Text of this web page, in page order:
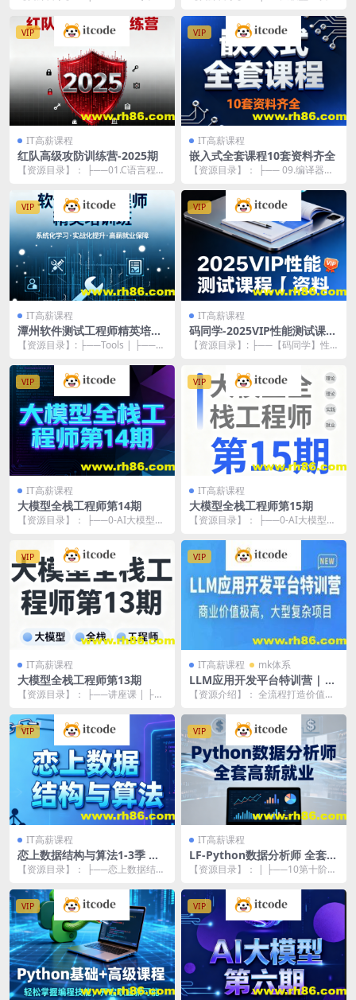
4...
VIP
IT高薪课程
红队高级攻防训练营-2025期
【资源目录】： ├──01.C语言程序
VIP
IT高薪课程
嵌入式全套课程10套资料齐全
【资源目录】： ├── 09.编译器使
...
VIP
IT高薪课程
潭州软件测试工程师精英培训
班
【资源目录】: ├──Tools | ├──C
VIP
IT高薪课程
码同学-2025VIP性能测试课程
＋资料
【资源目录】: ├──【码同学】性
VIP
IT高薪课程
大模型全栈工程师第14期
【资源目录】： ├──0-AI大模型第
VIP
IT高薪课程
大模型全栈工程师第15期
【资源目录】： ├──0-AI大模型第
10...
VIP
IT高薪课程
大模型全栈工程师第13期
【资源目录】： ├──讲座课 | ├─
指南...
VIP
IT高薪课程 mk体系
LLM应用开发平台特训营 | 更
新至17章
【资源介绍】： 全流程打造价值极
ps平台 迅速...
VIP
IT高薪课程
恋上数据结构与算法1-3季 全
套教程+课件
【资源目录】： ├──恋上数据结构
课件 资...
VIP
IT高薪课程
LF-Python数据分析师 全套高
新就业
【资源目录】： | ├──10第十阶段
VIP VIP